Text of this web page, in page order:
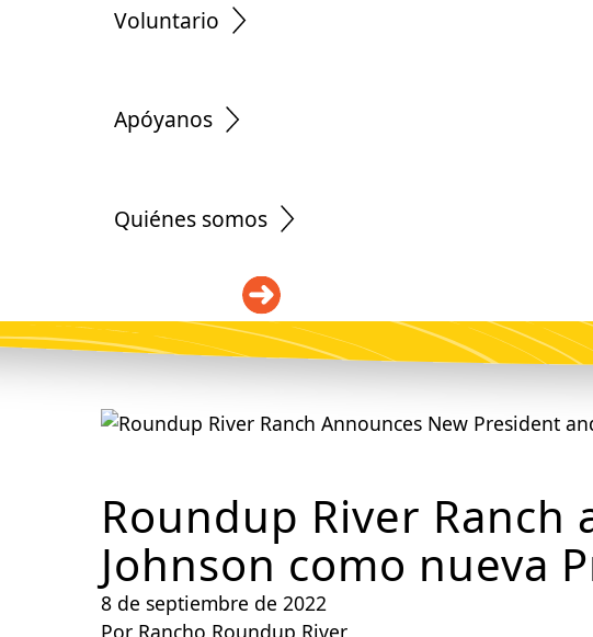
Voluntario
Apóyanos
Quiénes somos
Roundup River
Johnson como nueva
8 de septiembre de 2022
Por Rancho Roundup River